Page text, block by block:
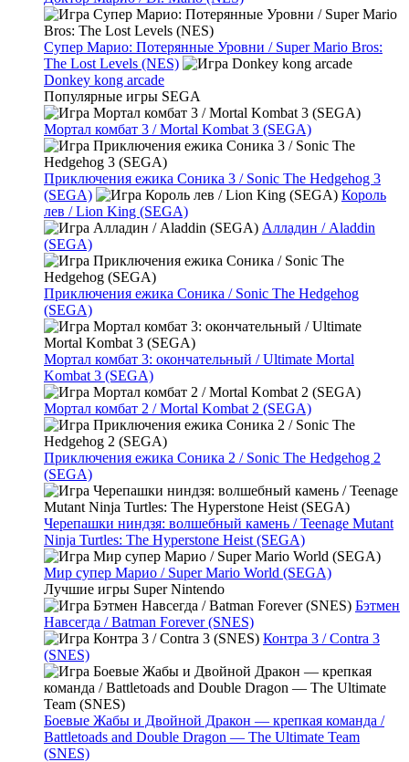
Супер Марио: Потерянные Уровни / Super Mario Bros:
The Lost Levels (NES)
Donkey kong arcade
Популярные игры SEGA
Мортал комбат 3 / Mortal Kombat 3 (SEGA)
Приключения ежика Соника 3 / Sonic The Hedgehog 3
(SEGA)
Король
лев / Lion King (SEGA)
Алладин / Aladdin
(SEGA)
Приключения ежика Соника / Sonic The Hedgehog
(SEGA)
Мортал комбат 3: окончательный / Ultimate Mortal
Kombat 3 (SEGA)
Мортал комбат 2 / Mortal Kombat 2 (SEGA)
Приключения ежика Соника 2 / Sonic The Hedgehog 2
(SEGA)
Черепашки ниндзя: волшебный камень / Teenage Mutant
Ninja Turtles: The Hyperstone Heist (SEGA)
Мир супер Марио / Super Mario World (SEGA)
Лучшие игры Super Nintendo
Бэтмен
Навсегда / Batman Forever (SNES)
Контра 3 / Contra 3
(SNES)
Боевые Жабы и Двойной Дракон — крепкая команда /
Battletoads and Double Dragon — The Ultimate Team
(SNES)